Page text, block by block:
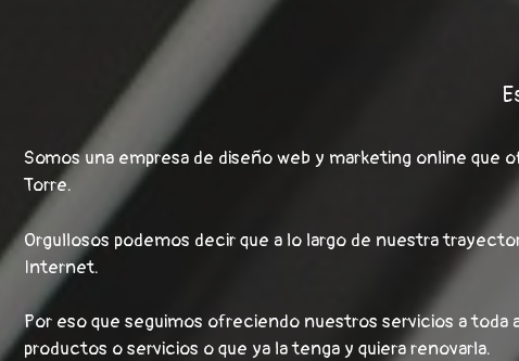
Somos una empresa de diseño web y marketing online que
Torre.
Orgullosos podemos decir que a lo largo de nuestra
Internet.
Por eso que seguimos ofreciendo nuestros servicios a toda
productos o servicios o que ya la tenga y quiera renovarla.